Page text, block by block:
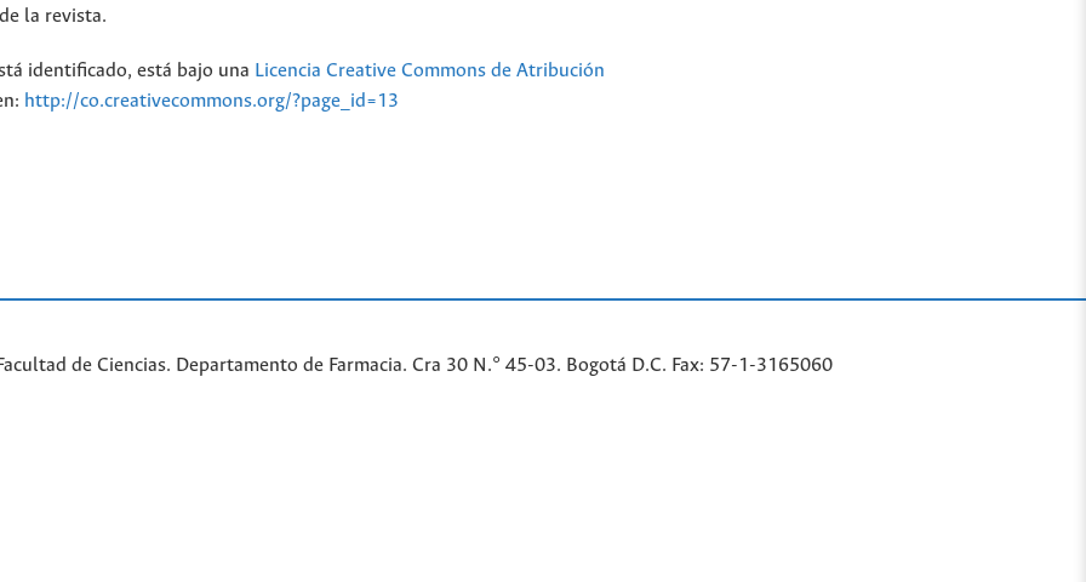
la revista.
identificado, está bajo una Licencia Creative Commons de Atribución
http://co.creativecommons.org/?page_id=13
de Ciencias. Departamento de Farmacia. Cra 30 N.° 45-03. Bogotá D.C. Fax: 57-1-3165060